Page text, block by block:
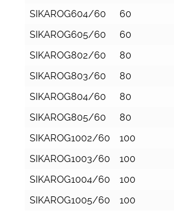
SIKAROG604/60
60
SIKAROG605/60
60
SIKAROG802/60
80
SIKAROG803/60
80
SIKAROG804/60
80
SIKAROG805/60
80
SIKAROG1002/60
100
SIKAROG1003/60
100
SIKAROG1004/60
100
SIKAROG1005/60
100